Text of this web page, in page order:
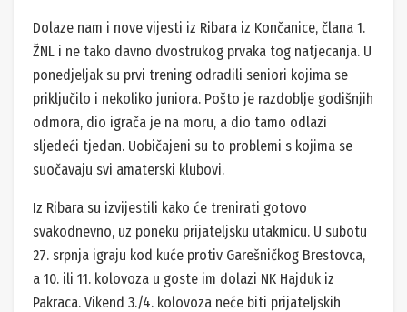
Dolaze nam i nove vijesti iz Ribara iz Končanice, člana 1.
ŽNL i ne tako davno dvostrukog prvaka tog natjecanja. U
ponedjeljak su prvi trening odradili seniori kojima se
priključilo i nekoliko juniora. Pošto je razdoblje godišnjih
odmora, dio igrača je na moru, a dio tamo odlazi
sljedeći tjedan. Uobičajeni su to problemi s kojima se
suočavaju svi amaterski klubovi.
Iz Ribara su izvijestili kako će trenirati gotovo
svakodnevno, uz poneku prijateljsku utakmicu. U subotu
27. srpnja igraju kod kuće protiv Garešničkog Brestovca,
a 10. ili 11. kolovoza u goste im dolazi NK Hajduk iz
Pakraca. Vikend 3./4. kolovoza neće biti prijateljskih